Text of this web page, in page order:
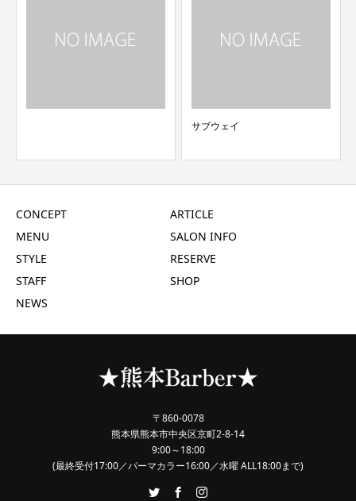
サブウェイ
CONCEPT
MENU
STYLE
STAFF
NEWS
ARTICLE
SALON INFO
RESERVE
SHOP
〒860-0078
熊本県熊本市中央区京町2-8-14
9:00～18:00
(最終受付17:00／パーマカラー16:00／水曜 ALL18:00まで)